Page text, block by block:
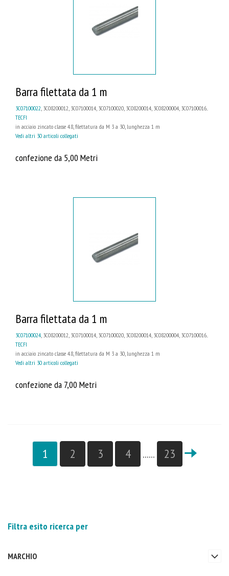
Barra filettata da 1 m
3C07100022 , 3C08200012, 3C07100014, 3C07100020, 3C08200014, 3C08200004, 3C07100016...
TECFI
in acciaio zincato classe 4.8, filettatura da M 3 a 30, lunghezza 1 m
Vedi altri 30 articoli collegati
confezione da 5,00 Metri
Barra filettata da 1 m
3C07100024, 3C08200012, 3C07100014, 3C07100020, 3C08200014, 3C08200004, 3C07100016...
TECFI
in acciaio zincato classe 4.8, filettatura da M 3 a 30, lunghezza 1 m
Vedi altri 30 articoli collegati
confezione da 7,00 Metri
1 2 3 4 ...... 23
Filtra esito ricerca per
MARCHIO